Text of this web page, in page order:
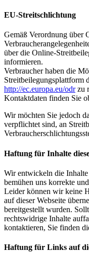
EU-Streitschlichtung
Gemäß Verordnung über
über die Online-
informieren.
Verbraucher haben die
Streitbeilegungsplattform
http://ec.europa.eu/odrzu
Kontaktdaten finden Sie
Wir möchten Sie jedoch
verpflichtet sind, an
Haftung für Inhalte
Wir entwickeln die Inhalte
bemühen uns korrekte
Leider können wir keine
auf dieser Webseite
bereitgestellt wurden.
rechtswidrige Inhalte
kontaktieren, Sie finden
Haftung für Links auf